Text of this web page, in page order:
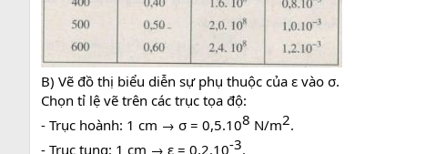
B) Vẽ đồ thị biểu diễn sự phụ thuộc của ε vào σ.
Chọn tỉ lệ vẽ trên các trục tọa độ:
- Trục hoành: 1 cm → σ = 0,5.108​ N/m2​.
- Trục tung: 1 cm → ε = 0,2.10-3​.